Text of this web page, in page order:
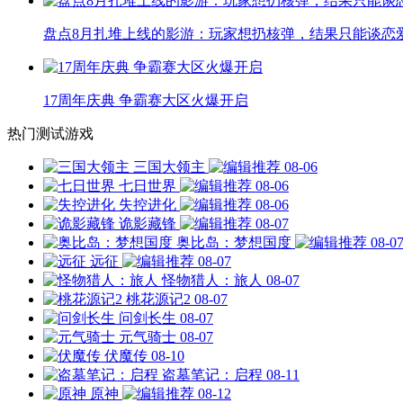
盘点8月扎堆上线的影游：玩家想扔核弹，结果只能谈恋
17周年庆典 争霸赛大区火爆开启
热门测试游戏
三国大领主
08-06
七日世界
08-06
失控进化
08-06
诡影藏锋
08-07
奥比岛：梦想国度
08-07
远征
08-07
怪物猎人：旅人 08-07
桃花源记2 08-07
问剑长生 08-07
元气骑士 08-07
伏魔传 08-10
盗墓笔记：启程 08-11
原神
08-12